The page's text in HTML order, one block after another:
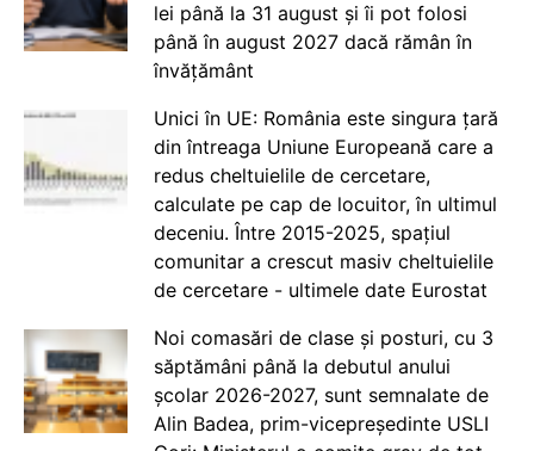
lei până la 31 august și îi pot folosi
până în august 2027 dacă rămân în
învățământ
Unici în UE: România este singura țară
din întreaga Uniune Europeană care a
redus cheltuielile de cercetare,
calculate pe cap de locuitor, în ultimul
deceniu. Între 2015-2025, spațiul
comunitar a crescut masiv cheltuielile
de cercetare - ultimele date Eurostat
Noi comasări de clase și posturi, cu 3
săptămâni până la debutul anului
școlar 2026-2027, sunt semnalate de
Alin Badea, prim-vicepreședinte USLI